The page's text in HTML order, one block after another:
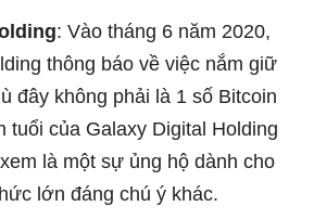
: Vào tháng 6 năm 2020,
thông báo về việc nắm giữ
đây không phải là 1 số Bitcoin
tuổi của Galaxy Digital Holding
là một sự ủng hộ dành cho
lớn đáng chú ý khác.